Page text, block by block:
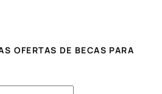
OFERTAS DE BECAS PARA